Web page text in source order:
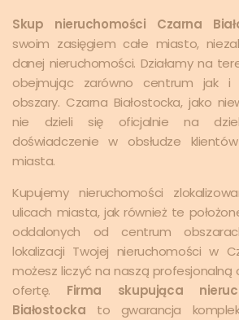
Skup nieruchomości Czarna
swoim zasięgiem całe miasto,
danej nieruchomości. Działamy na
obejmując zarówno centrum jak i
obszary. Czarna Białostocka, jako
nie dzieli się oficjalnie na
doświadczenie w obsłudze
miasta.
Kupujemy nieruchomości
ulicach miasta, jak również te
oddalonych od centrum
lokalizacji Twojej nieruchomości w
możesz liczyć na naszą profesjonalną
ofertę. Firma skupująca
Białostocka to gwarancja